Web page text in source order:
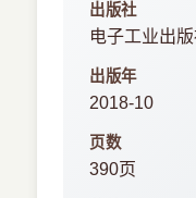
出版社
电子工业出
出版年
2018-10
页数
390页